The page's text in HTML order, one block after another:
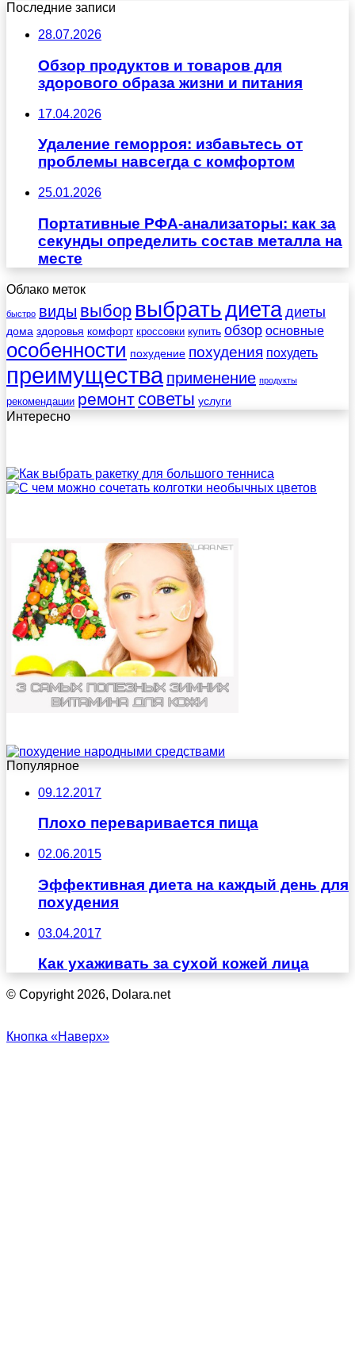
Последние записи
28.07.2026
Обзор продуктов и товаров для
здорового образа жизни и питания
17.04.2026
Удаление геморроя: избавьтесь от
проблемы навсегда с комфортом
25.01.2026
Портативные РФА-анализаторы: как за
секунды определить состав металла на
месте
Облако меток
быстро виды выбор выбратьдиета диеты
дома здоровья комфорт кроссовки купить обзор основные
особенности похудение похудения похудеть
преимущества применение продукты
рекомендации ремонт советы услуги
Интересно
Популярное
09.12.2017
Плохо переваривается пища
02.06.2015
Эффективная диета на каждый день для
похудения
03.04.2017
Как ухаживать за сухой кожей лица
© Copyright 2026, Dolara.net
Кнопка «Наверх»